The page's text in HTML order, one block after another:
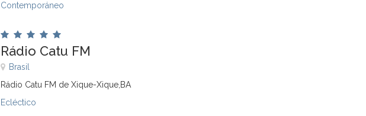
Contemporáneo
Rádio Catu FM
Brasil
Rádio Catu FM de Xique-Xique,BA
Ecléctico